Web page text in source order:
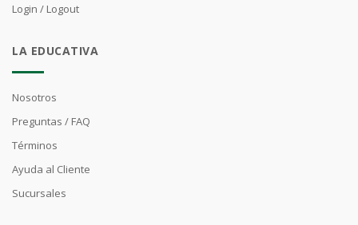
Login / Logout
LA EDUCATIVA
Nosotros
Preguntas / FAQ
Términos
Ayuda al Cliente
Sucursales